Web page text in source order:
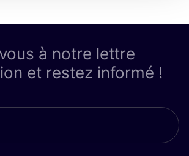
à notre lettre
et restez informé !